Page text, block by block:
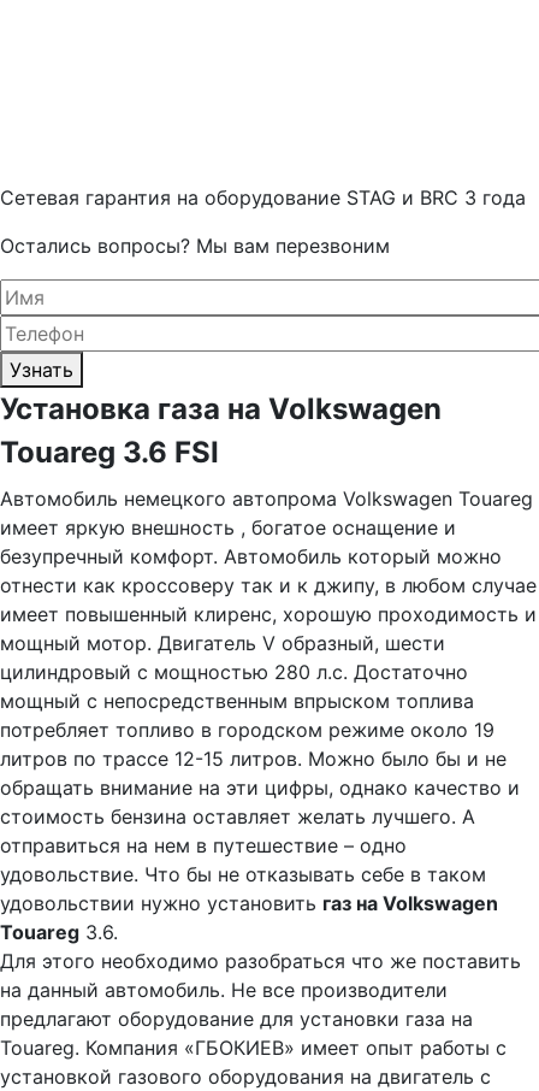
Cетевая гарантия на оборудование STAG и BRC 3 года
Остались вопросы? Мы вам перезвоним
Узнать
Установка газа на Volkswagen
Touareg 3.6 FSI
Автомобиль немецкого автопрома Volkswagen Touareg
имеет яркую внешность , богатое оснащение и
безупречный комфорт. Автомобиль который можно
отнести как кроссоверу так и к джипу, в любом случае
имеет повышенный клиренс, хорошую проходимость и
мощный мотор. Двигатель V образный, шести
цилиндровый с мощностью 280 л.с. Достаточно
мощный с непосредственным впрыском топлива
потребляет топливо в городском режиме около 19
литров по трассе 12-15 литров. Можно было бы и не
обращать внимание на эти цифры, однако качество и
стоимость бензина оставляет желать лучшего. А
отправиться на нем в путешествие – одно
удовольствие. Что бы не отказывать себе в таком
удовольствии нужно установить газ на Volkswagen
Touareg 3.6.
Для этого необходимо разобраться что же поставить
на данный автомобиль. Не все производители
предлагают оборудование для установки газа на
Touareg. Компания «ГБОКИЕВ» имеет опыт работы с
установкой газового оборудования на двигатель с